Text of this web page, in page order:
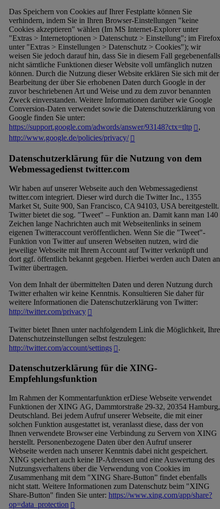
Das Speichern von Cookies auf Ihrer Festplatte können Sie
verhindern, indem Sie in Ihren Browser-Einstellungen "keine
Cookies akzeptieren" wählen (Im MS Internet-Explorer unter
"Extras > Internetoptionen > Datenschutz > Einstellung"; im Firefox
unter "Extras > Einstellungen > Datenschutz > Cookies"); wir
weisen Sie jedoch darauf hin, dass Sie in diesem Fall gegebenenfalls
nicht sämtliche Funktionen dieser Website voll umfänglich nutzen
können. Durch die Nutzung dieser Website erklären Sie sich mit der
Bearbeitung der über Sie erhobenen Daten durch Google in der
zuvor beschriebenen Art und Weise und zu dem zuvor benannten
Zweck einverstanden. Weitere Informationen darüber wie Google
Conversion-Daten verwendet sowie die Datenschutzerklärung von
Google finden Sie unter:
https://support.google.com/adwords/answer/93148?ctx=tltp
,
http://www.google.de/policies/privacy/
Datenschutzerklärung für die Nutzung von dem
Webmessagedienst twitter.com
Wir haben auf unserer Webseite auch den Webmessagedienst
twitter.com integriert. Dieser wird durch die Twitter Inc., 1355
Market St, Suite 900, San Francisco, CA 94103, USA bereitgestellt.
Twitter bietet die sog. "Tweet" – Funktion an. Damit kann man 140
Zeichen lange Nachrichten auch mit Webseitenlinks in seinem
eigenen Twitteraccount veröffentlichen. Wenn Sie die "Tweet"-
Funktion von Twitter auf unseren Webseiten nutzen, wird die
jeweilige Webseite mit Ihrem Account auf Twitter verknüpft und
dort ggf. öffentlich bekannt gegeben. Hierbei werden auch Daten an
Twitter übertragen.
Von dem Inhalt der übermittelten Daten und deren Nutzung durch
Twitter erhalten wir keine Kenntnis. Konsultieren Sie daher für
weitere Informationen die Datenschutzerklärung von Twitter:
http://twitter.com/privacy
Twitter bietet Ihnen unter nachfolgendem Link die Möglichkeit, Ihre
Datenschutzeinstellungen selbst festzulegen:
http://twitter.com/account/settings
Datenschutzerklärung für die XING-
Empfehlungsfunktion
Im Rahmen der Kommentarfunktion erDiese Webseite verwendet
Funktionen der XING AG, Dammtorstraße 29-32, 20354 Hamburg,
Deutschland. Bei jedem Aufruf unserer Webseite, die mit einer
solchen Funktion ausgestattet ist, veranlasst diese, dass der von
Ihnen verwendete Browser eine Verbindung zu Servern von XING
herstellt. Personenbezogene Daten über den Aufruf unserer
Webseite werden nach unserer Kenntnis dabei nicht gespeichert.
XING speichert auch keine IP-Adressen und eine Auswertung des
Nutzungsverhaltens über die Verwendung von Cookies im
Zusammenhang mit dem "XING Share-Button” findet ebenfalls
nicht statt. Weitere Informationen zum Datenschutz beim "XING
Share-Button" finden Sie unter: https://www.xing.com/app/share?
op=data_protection